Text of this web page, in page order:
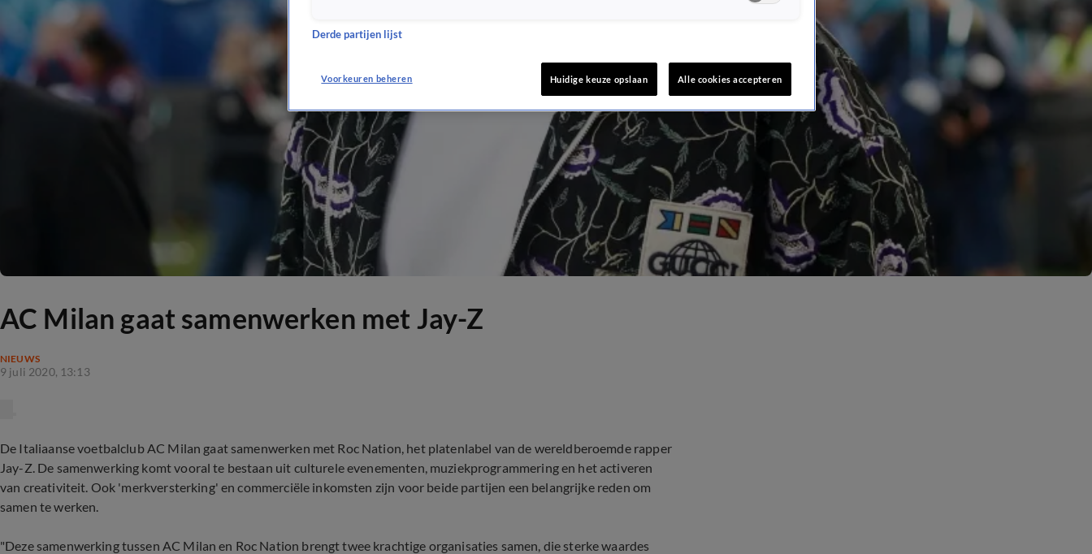
AC Milan gaat samenwerken met Jay-Z
NIEUWS
9 juli 2020, 13:13
De Italiaanse voetbalclub AC Milan gaat samenwerken met Roc Nation, het platenlabel van de wereldberoemde rapper
Jay-Z. De samenwerking komt vooral te bestaan uit culturele evenementen, muziekprogrammering en het activeren
van creativiteit. Ook 'merkversterking' en commerciële inkomsten zijn voor beide partijen een belangrijke reden om
samen te werken.
"Deze samenwerking tussen AC Milan en Roc Nation brengt twee krachtige organisaties samen, die sterke waardes
Derde partijen lijst
Voorkeuren beheren Huidige keuze opslaan Alle cookies accepteren